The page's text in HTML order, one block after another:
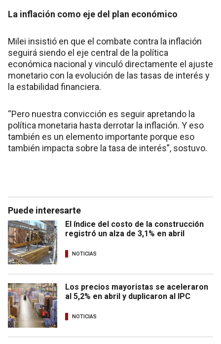
La inflación como eje del plan económico
Milei insistió en que el combate contra la inflación
seguirá siendo el eje central de la política
económica nacional y vinculó directamente el ajuste
monetario con la evolución de las tasas de interés y
la estabilidad financiera.
“Pero nuestra convicción es seguir apretando la
política monetaria hasta derrotar la inflación. Y eso
también es un elemento importante porque eso
también impacta sobre la tasa de interés”, sostuvo.
Puede interesarte
El índice del costo de la construcción
registró un alza de 3,1% en abril
NOTICIAS
Los precios mayoristas se aceleraron
al 5,2% en abril y duplicaron al IPC
NOTICIAS